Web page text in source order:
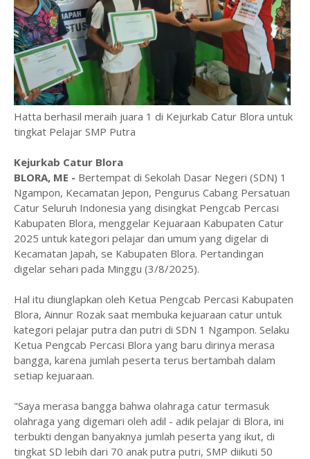
Hatta berhasil meraih juara 1 di Kejurkab Catur Blora untuk
tingkat Pelajar SMP Putra
Kejurkab Catur Blora
BLORA, ME - Bertempat di Sekolah Dasar Negeri (SDN) 1
Ngampon, Kecamatan Jepon, Pengurus Cabang Persatuan
Catur Seluruh Indonesia yang disingkat Pengcab Percasi
Kabupaten Blora, menggelar Kejuaraan Kabupaten Catur
2025 untuk kategori pelajar dan umum yang digelar di
Kecamatan Japah, se Kabupaten Blora. Pertandingan
digelar sehari pada Minggu (3/8/2025).
Hal itu diunglapkan oleh Ketua Pengcab Percasi Kabupaten
Blora, Ainnur Rozak saat membuka kejuaraan catur untuk
kategori pelajar putra dan putri di SDN 1 Ngampon. Selaku
Ketua Pengcab Percasi Blora yang baru dirinya merasa
bangga, karena jumlah peserta terus bertambah dalam
setiap kejuaraan.
"Saya merasa bangga bahwa olahraga catur termasuk
olahraga yang digemari oleh adil - adik pelajar di Blora, ini
terbukti dengan banyaknya jumlah peserta yang ikut, di
tingkat SD lebih dari 70 anak putra putri, SMP diikuti 50